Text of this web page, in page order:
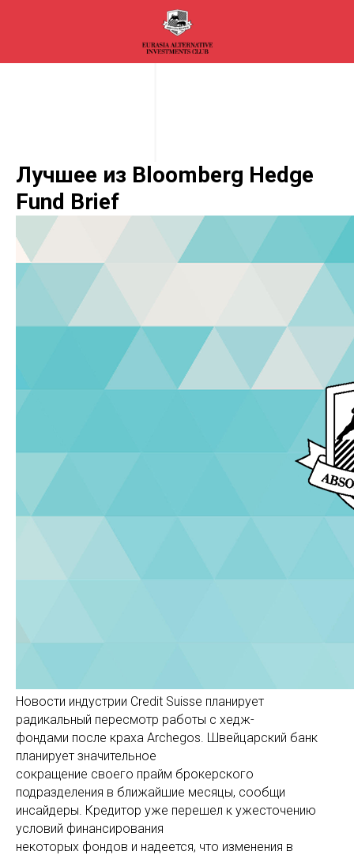
Лучшее из Bloomberg Hedge
Fund Brief
Новости индустрии Credit Suisse планирует
радикальный пересмотр работы с хедж-
фондами после краха Archegos. Швейцарский банк
планирует значительное
сокращение своего прайм брокерского
подразделения в ближайшие месяцы, сообщи
инсайдеры. Кредитор уже перешел к ужесточению
условий финансирования
некоторых фондов и надеется, что изменения в